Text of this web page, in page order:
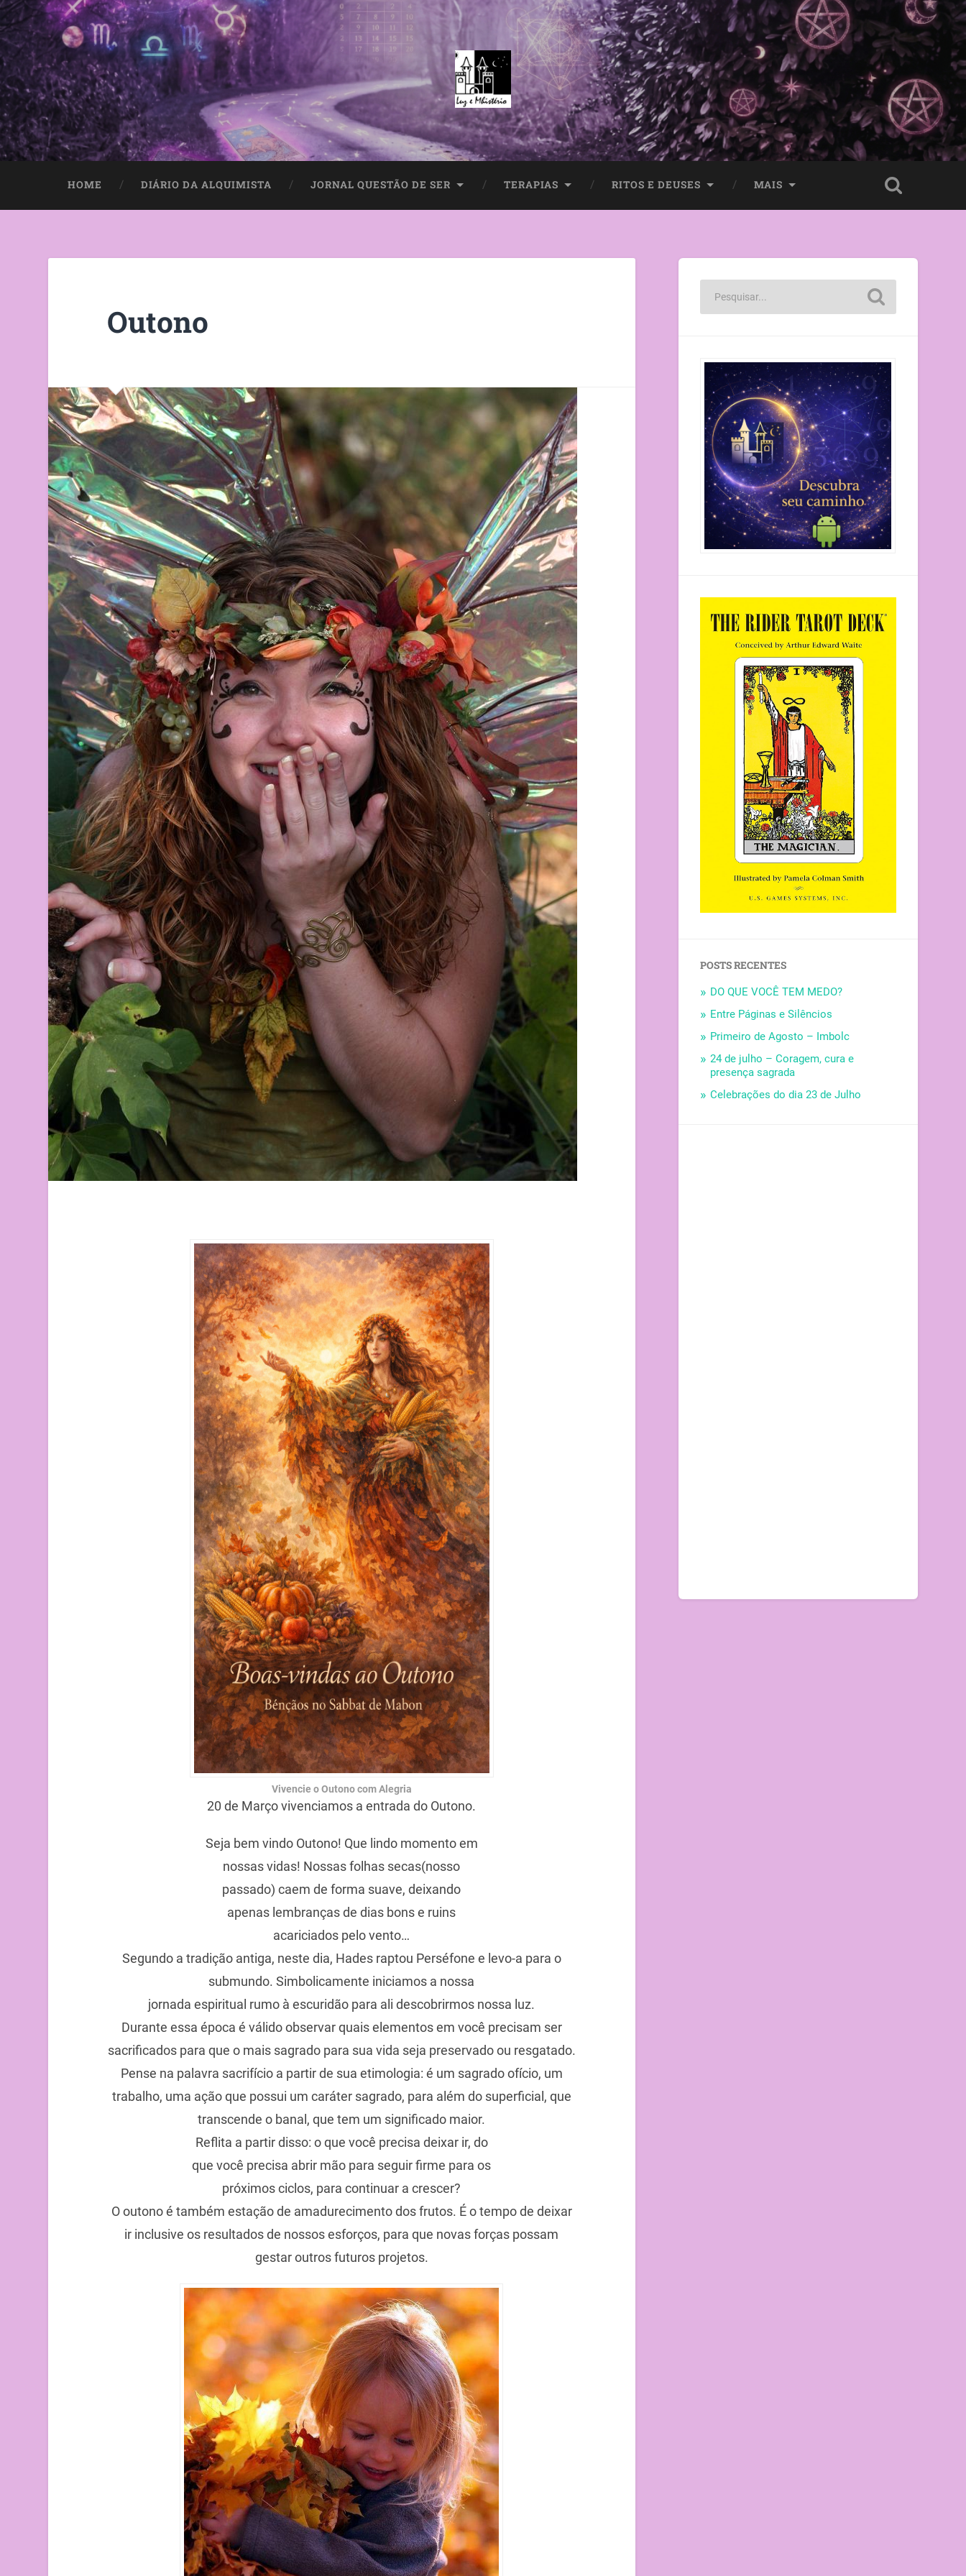
HOME DIÁRIO DA ALQUIMISTA JORNAL QUESTÃO DE SER TERAPIAS RITOS E DEUSES MAIS
Outono
Vivencie o Outono com Alegria
20 de Março vivenciamos a entrada do Outono.
Seja bem vindo Outono! Que lindo momento em
nossas vidas! Nossas folhas secas(nosso
passado) caem de forma suave, deixando
apenas lembranças de dias bons e ruins
acariciados pelo vento…
Segundo a tradição antiga, neste dia, Hades raptou Perséfone e levo-a para o
submundo. Simbolicamente iniciamos a nossa
jornada espiritual rumo à escuridão para ali descobrirmos nossa luz.
Durante essa época é válido observar quais elementos em você precisam ser
sacrificados para que o mais sagrado para sua vida seja preservado ou resgatado.
Pense na palavra sacrifício a partir de sua etimologia: é um sagrado ofício, um
trabalho, uma ação que possui um caráter sagrado, para além do superficial, que
transcende o banal, que tem um significado maior.
Reflita a partir disso: o que você precisa deixar ir, do
que você precisa abrir mão para seguir firme para os
próximos ciclos, para continuar a crescer?
O outono é também estação de amadurecimento dos frutos. É o tempo de deixar
ir inclusive os resultados de nossos esforços, para que novas forças possam
gestar outros futuros projetos.
POSTS RECENTES
DO QUE VOCÊ TEM MEDO?
Entre Páginas e Silêncios
Primeiro de Agosto – Imbolc
24 de julho – Coragem, cura e
presença sagrada
Celebrações do dia 23 de Julho